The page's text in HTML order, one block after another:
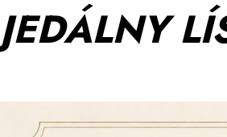
JEDÁLNY